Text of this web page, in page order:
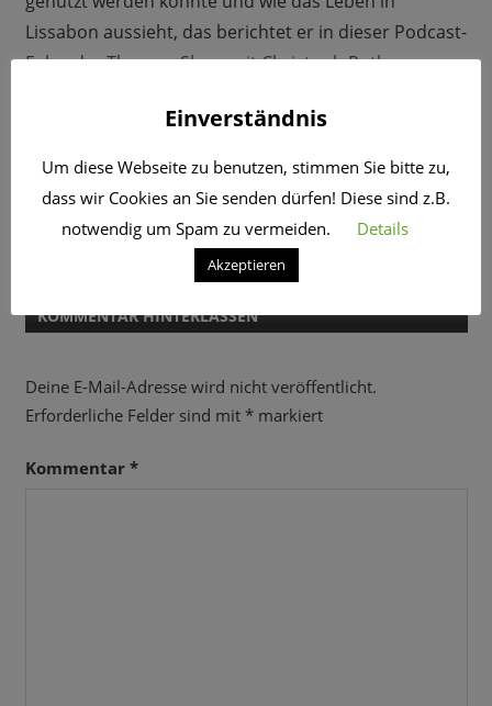
Lissabon aussieht, das berichtet er in dieser Podcast-
Folge der Themen-Show mit Christoph Rothe
LOCKDOWN PODCAST REISE
Beitragsnavigation
Beitrag:
Betreuung!
Digitalisierung durch Lockdown ausgebremst
KOMMENTAR HINTERLASSEN
Deine E-Mail-Adresse wird nicht veröffentlicht.
Erforderliche Felder sind mit *markiert
Kommentar *
Einverständnis
Um diese Webseite zu benutzen, stimmen Sie bitte zu,
dass wir Cookies an Sie senden dürfen! Diese sind z.B.
notwendig um Spam zu vermeiden.
Details
Akzeptieren